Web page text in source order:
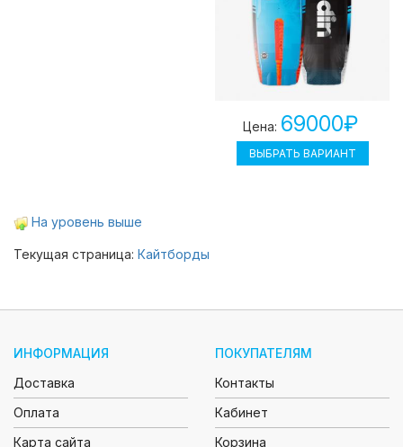
Цена: 69000₽
ВЫБРАТЬ ВАРИАНТ
На уровень выше
Текущая страница: Кайтборды
ИНФОРМАЦИЯ
Доставка
Оплата
Карта сайта
ПОКУПАТЕЛЯМ
Контакты
Кабинет
Корзина